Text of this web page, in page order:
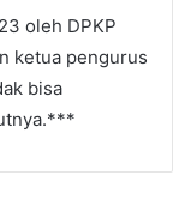
oleh DPKP
ketua pengurus
bisa